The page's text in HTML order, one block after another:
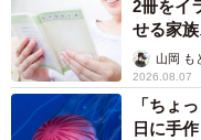
2冊をイ
せる家
山岡 も
2026.08.07
「ちょ
日に手